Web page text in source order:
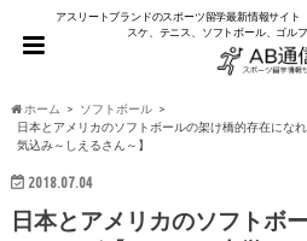
アスリートブランドのスポーツ留学最新情報サイ
スケ、テニス、ソフトボール、ゴル
ホーム
ソフトボール
日本とアメリカのソフトボールの架け橋的存在にな
気込み～しえるさん～】
2018.07.04
日本とアメリカのソフトボ